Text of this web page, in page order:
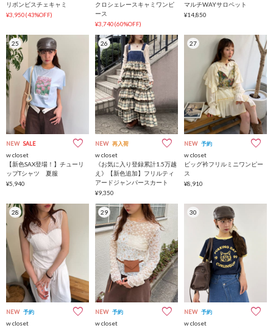
リボンビスチェキャミ
¥3,950(43%OFF)
クロシェレースキャミワンピ
ース
¥3,740(60%OFF)
マルチWAYサロペット
¥14,850
25
NEW SALE
w closet
【新色SAX登場！】チューリ
ップTシャツ 夏服
¥5,940
26
NEW 再入荷
w closet
《お気に入り登録累計1.5万越
え》【新色追加】フリルティ
アードジャンパースカート
¥9,350
27
NEW 予約
w closet
ビッグ衿フリルミニワンピー
ス
¥8,910
28
NEW 予約
w closet
29
NEW 予約
w closet
30
NEW 予約
w closet